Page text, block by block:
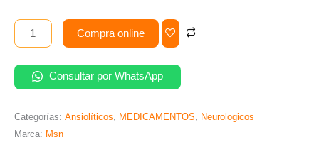
cantidad
Compra online
Consultar por WhatsApp
Categorías: Ansiolíticos, MEDICAMENTOS, Neurologicos
Marca: Msn